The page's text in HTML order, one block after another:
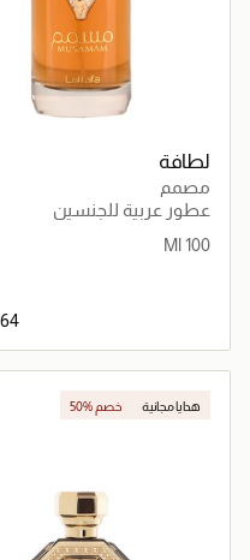
لطافة
مصمم
عطور عربية للجنسين
100 Ml
جاري تحميل التفاصيل
هدايا مجانية 50% خصم